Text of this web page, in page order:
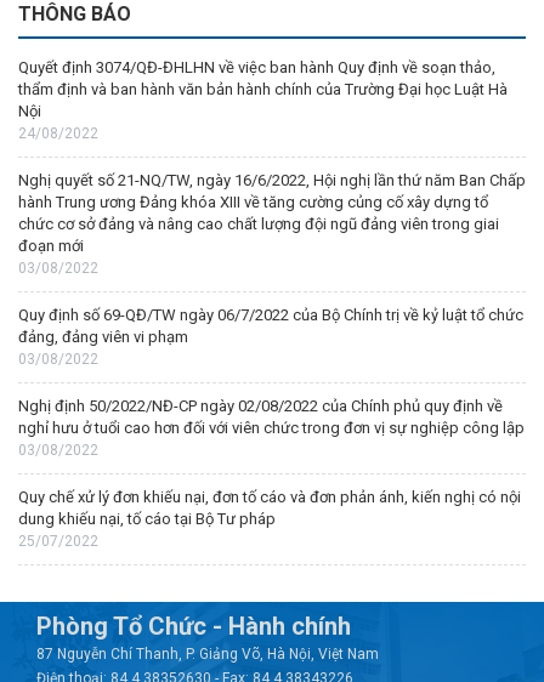
THÔNG BÁO
Quyết định 3074/QĐ-ĐHLHN về việc ban hành Quy định về soạn thảo,
thẩm định và ban hành văn bản hành chính của Trường Đại học Luật Hà
Nội
24/08/2022
Nghị quyết số 21-NQ/TW, ngày 16/6/2022, Hội nghị lần thứ năm Ban Chấp
hành Trung ương Đảng khóa XIII về tăng cường củng cố xây dựng tổ
chức cơ sở đảng và nâng cao chất lượng đội ngũ đảng viên trong giai
đoạn mới
03/08/2022
Quy định số 69-QĐ/TW ngày 06/7/2022 của Bộ Chính trị về kỷ luật tổ chức
đảng, đảng viên vi phạm
03/08/2022
Nghị định 50/2022/NĐ-CP ngày 02/08/2022 của Chính phủ quy định về
nghỉ hưu ở tuổi cao hơn đối với viên chức trong đơn vị sự nghiệp công lập
03/08/2022
Quy chế xử lý đơn khiếu nại, đơn tố cáo và đơn phản ánh, kiến nghị có nội
dung khiếu nại, tố cáo tại Bộ Tư pháp
25/07/2022
Phòng Tổ Chức - Hành chính
87 Nguyễn Chí Thanh, P. Giảng Võ, Hà Nội, Việt Nam
Điện thoại: 84.4.38352630 - Fax: 84.4.38343226